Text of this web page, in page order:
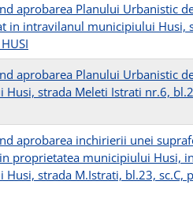
aprobarea Planului Urbanistic
in intravilanul municipiului Husi,
aprobarea Planului Urbanistic
strada Meleti Istrati nr.6,
aprobarea inchirierii unei
proprietatea municipiului Husi,
strada M.Istrati, bl.23, sc.C,